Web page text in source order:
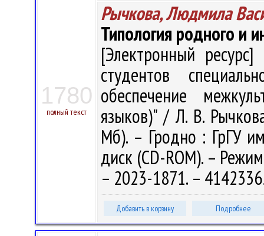
1780
полный текст
Рычкова, Людмила
Типология родного и
[Электронный
студентов
обеспечение
языков)" / Л. В.
Мб). – Гродно : ГрГУ
диск (CD-ROM). –
– 2023-1871. –
Добавить в корзину Подробнее